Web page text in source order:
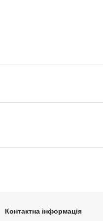
Контактна інформація